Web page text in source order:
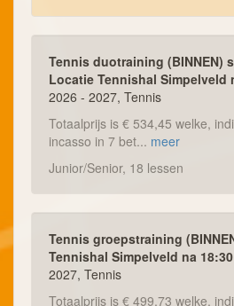
Tennis duotraining (BINNEN)
Locatie Tennishal Simpelveld
2026 - 2027, Tennis
Totaalprijs is € 534,45 welke,
incasso in 7 bet... meer
Junior/Senior, 18 lessen
Tennis groepstraining
Tennishal Simpelveld na
2027, Tennis
Totaalprijs is € 499,73 welke,